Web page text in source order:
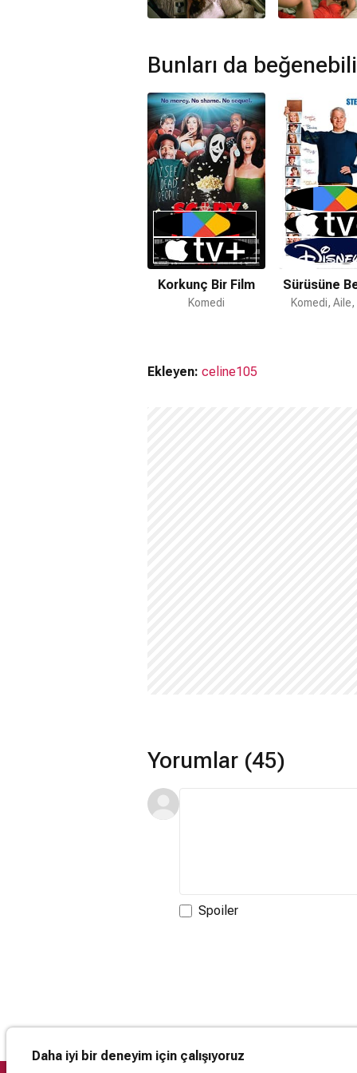
Hayır. Gençlik Halleri için devam filmi
Bunları da
Korkunç Bir Film
Komedi
Sürüsüne
Komedi, Aile,
Ekleyen: celine105
Yorumlar (45)
Spoiler
Daha iyi bir deneyim için çalışıyoruz